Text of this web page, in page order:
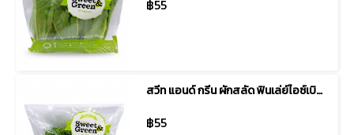
฿55
สวีท แอนด์ กรีน ผักสลัด ฟินเล่ย์ไอซ์เบิร์ก
฿55